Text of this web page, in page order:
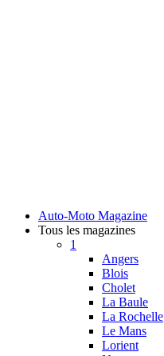
Auto-Moto Magazine
Tous les magazines
1
Angers
Blois
Cholet
La Baule
La Rochelle
Le Mans
Lorient